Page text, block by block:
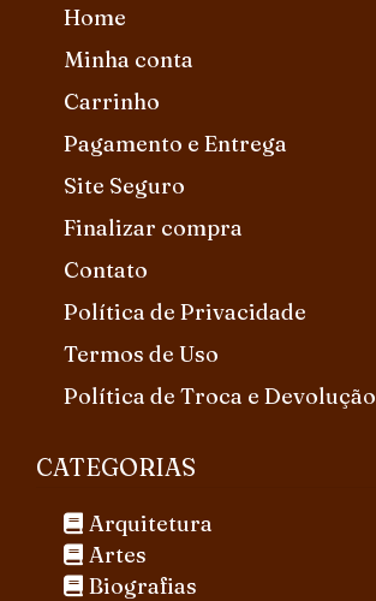
Home
Minha conta
Carrinho
Pagamento e Entrega
Site Seguro
Finalizar compra
Contato
Política de Privacidade
Termos de Uso
Política de Troca e Devolução
CATEGORIAS
Arquitetura
Artes
Biografias